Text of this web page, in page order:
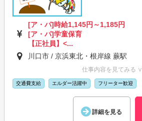
[ア・パ]時給1,145円～1,185円
[ア・パ]学童保育
【正社員】<...
川口市 / 京浜東北・根岸線 蕨駅
仕事内容を見てみる ∨
交通費支給 エルダー活躍中 フリーター歓迎
詳細を見る